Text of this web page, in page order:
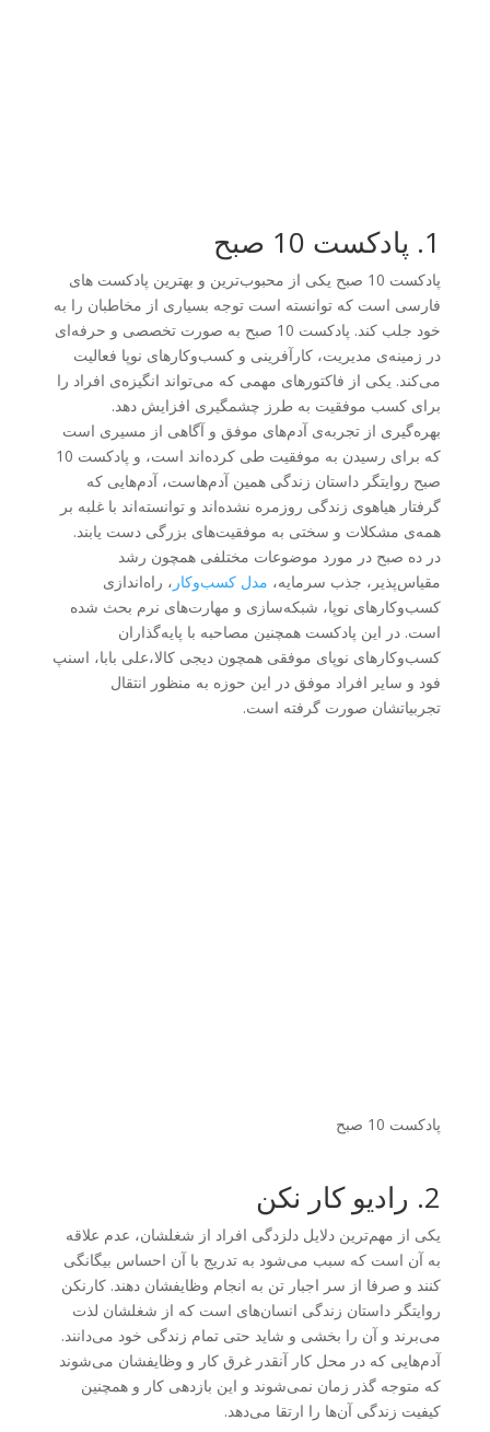
1. پادکست 10 صبح
پادکست 10 صبح یکی از محبوب‌ترین و بهترین پادکست های
فارسی است که توانسته است توجه بسیاری از مخاطبان را به
خود جلب کند. پادکست 10 صبح به صورت تخصصی و حرفه‌ای
در زمینه‌ی مدیریت، کارآفرینی و کسب‌وکارهای نوپا فعالیت
می‌کند. یکی از فاکتورهای مهمی که می‌تواند انگیزه‌ی افراد را
برای کسب موفقیت به طرز چشمگیری افزایش دهد.
بهره‌گیری از تجربه‌ی آدم‌های موفق و آگاهی از مسیری است
که برای رسیدن به موفقیت طی کرده‌اند است، و پادکست 10
صبح روایتگر داستان زندگی همین آدم‌هاست، آدم‌هایی که
گرفتار هیاهوی زندگی روزمره نشده‌اند و توانسته‌اند با غلبه بر
همه‌ی مشکلات و سختی به موفقیت‌های بزرگی دست یابند.
در ده صبح در مورد موضوعات مختلفی همچون رشد
مقیاس‌پذیر، جذب سرمایه، مدل کسب‌و‌کار ، راه‌اندازی
کسب‌وکارهای نوپا، شبکه‌‌سازی و مهارت‌های نرم بحث شده
است. در این پادکست همچنین مصاحبه با پایه‌گذاران
کسب‌وکارهای نوپای موفقی همچون دیجی کالا،علی بابا، اسنپ
فود و سایر افراد موفق در این حوزه به منظور انتقال
تجربیاتشان صورت گرفته است.
پادکست 10 صبح
2. رادیو کار نکن
یکی از مهم‌ترین دلایل دلزدگی افراد از شغلشان، عدم علاقه
به آن است که سبب می‌شود به تدریج با آن احساس بیگانگی
کنند و صرفا از سر اجبار تن به انجام وظایفشان دهند. کارنکن
روایتگر داستان زندگی انسان‌های است که از شغلشان لذت
می‌برند و آن را بخشی و شاید حتی تمام زندگی خود می‌دانند.
آدم‌هایی که در محل کار آنقدر غرق کار و وظایفشان می‌شوند
که متوجه گذر زمان نمی‌شوند و این بازدهی کار و همچنین
کیفیت زندگی آن‌ها را ارتقا می‌دهد.